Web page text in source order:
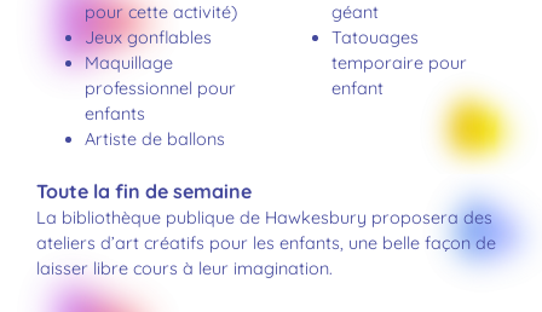
pour cette activité)
Jeux gonflables
Maquillage
professionnel pour
enfants
Artiste de ballons
géant
Tatouages
temporaire pour
enfant
Toute la fin de semaine
La bibliothèque publique de Hawkesbury proposera des
ateliers d’art créatifs pour les enfants, une belle façon de
laisser libre cours à leur imagination.